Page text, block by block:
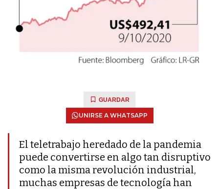
GUARDAR
UNIRSE A WHATSAPP
El teletrabajo heredado de la pandemia
puede convertirse en algo tan disruptivo
como la misma revolución industrial,
muchas empresas de tecnología han